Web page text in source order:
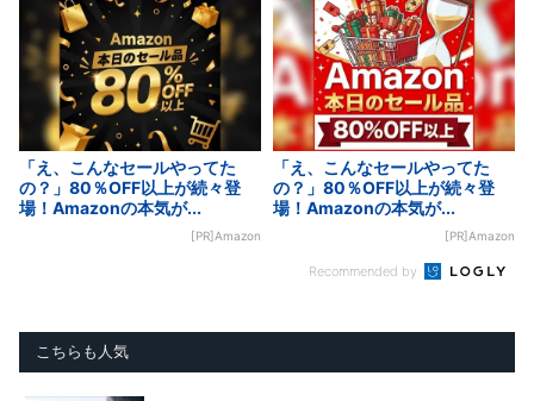
「え、こんなセールやってた
の？」80％OFF以上が続々登
場！Amazonの本気が...
[PR]Amazon
「え、こんなセールやってた
の？」80％OFF以上が続々登
場！Amazonの本気が...
[PR]Amazon
Recommended by
こちらも人気